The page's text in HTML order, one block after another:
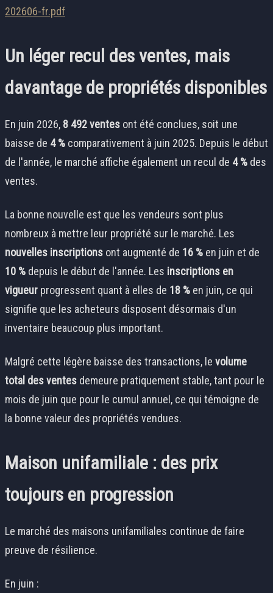
202606-fr.pdf
Un léger recul des ventes, mais
davantage de propriétés disponibles
En juin 2026, 8 492 ventes ont été conclues, soit une
baisse de 4 % comparativement à juin 2025. Depuis le début
de l'année, le marché affiche également un recul de 4 % des
ventes.
La bonne nouvelle est que les vendeurs sont plus
nombreux à mettre leur propriété sur le marché. Les
nouvelles inscriptions ont augmenté de 16 % en juin et de
10 % depuis le début de l'année. Les inscriptions en
vigueur progressent quant à elles de 18 % en juin, ce qui
signifie que les acheteurs disposent désormais d'un
inventaire beaucoup plus important.
Malgré cette légère baisse des transactions, le volume
total des ventes demeure pratiquement stable, tant pour le
mois de juin que pour le cumul annuel, ce qui témoigne de
la bonne valeur des propriétés vendues.
Maison unifamiliale : des prix
toujours en progression
Le marché des maisons unifamiliales continue de faire
preuve de résilience.
En juin :